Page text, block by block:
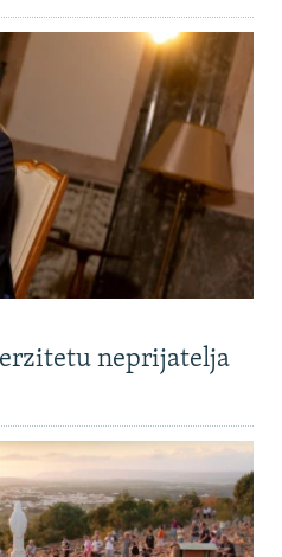
neprijatelja